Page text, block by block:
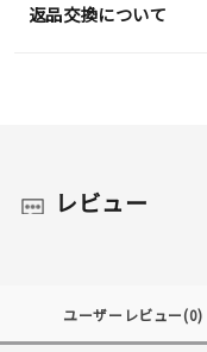
返品交換について
レビュー
ユーザーレビュー(0)